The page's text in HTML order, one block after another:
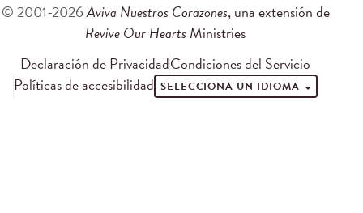
© 2001-2026Aviva Nuestros Corazones, una extensión de
Revive Our Hearts Ministries
Declaración de PrivacidadCondiciones del Servicio
Políticas de accesibilidad SELECCIONA UN IDIOMA